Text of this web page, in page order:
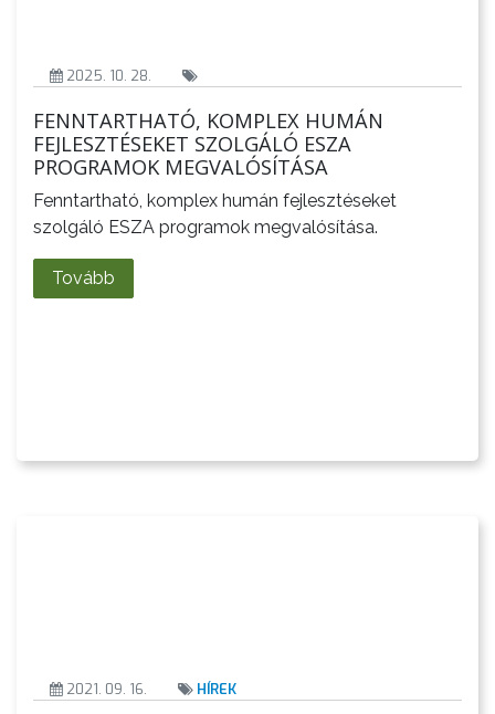
2025. 10. 28.
FENNTARTHATÓ, KOMPLEX HUMÁN
FEJLESZTÉSEKET SZOLGÁLÓ ESZA
PROGRAMOK MEGVALÓSÍTÁSA
Fenntartható, komplex humán fejlesztéseket
szolgáló ESZA programok megvalósítása.
Tovább
2021. 09. 16. HÍREK